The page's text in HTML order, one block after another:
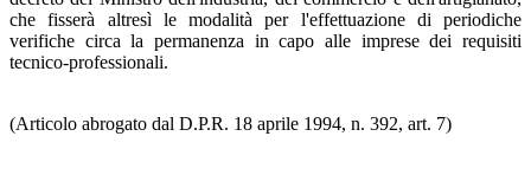
che fisserà altresì le modalità per l'effettuazione di periodiche
verifiche circa la permanenza in capo alle imprese dei requisiti
tecnico-professionali.
(Articolo abrogato dal D.P.R. 18 aprile 1994, n. 392, art. 7)